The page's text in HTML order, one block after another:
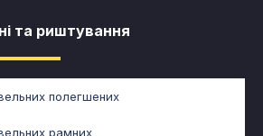
та риштування​​
полегшених
рамних